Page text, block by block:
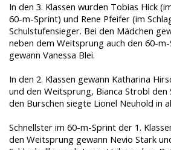
In den 3. Klassen wurden Tobias Hick
60-m-Sprint) und Rene Pfeifer (im
Schulstufensieger. Bei den Mädchen
neben dem Weitsprung auch den 60-
gewann Vanessa Blei.
In den 2. Klassen gewann Katharina
und den Weitsprung, Bianca Strobl den
den Burschen siegte Lionel Neuhold in
Schnellster im 60-m-Sprint der 1.
den Weitsprung gewann Nevio Stark